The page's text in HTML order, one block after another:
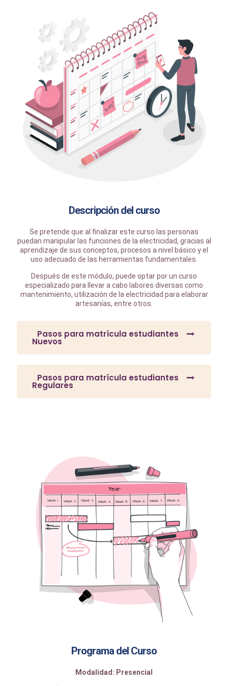
Descripción del curso
Se pretende que al finalizar este curso las personas
puedan manipular las funciones de la electricidad, gracias al
aprendizaje de sus conceptos, procesos a nivel básico y el
uso adecuado de las herramientas fundamentales.
Después de este módulo, puede optar por un curso
especializado para llevar a cabo labores diversas como
mantenimiento, utilización de la electricidad para elaborar
artesanías, entre otros.
Pasos para matrícula estudiantes
Nuevos
Pasos para matrícula estudiantes
Regulares
Programa del Curso
Modalidad: Presencial